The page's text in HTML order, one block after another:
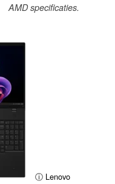
AMD specificaties.
ⓘ Lenovo